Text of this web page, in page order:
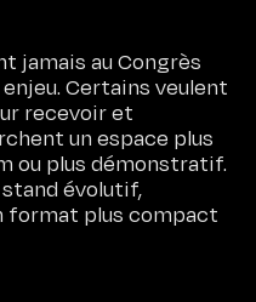
jamais au Congrès
Certains veulent
recevoir et
un espace plus
ou plus démonstratif.
stand évolutif,
format plus compact